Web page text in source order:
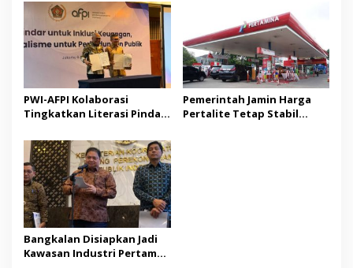
PWI-AFPI Kolaborasi
Tingkatkan Literasi Pindar,
Ilegal
Pemerintah Jamin Harga
Pertalite Tetap Stabil
Bangkalan Disiapkan Jadi
Kawasan Industri Pertama